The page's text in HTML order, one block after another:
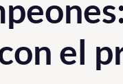
el